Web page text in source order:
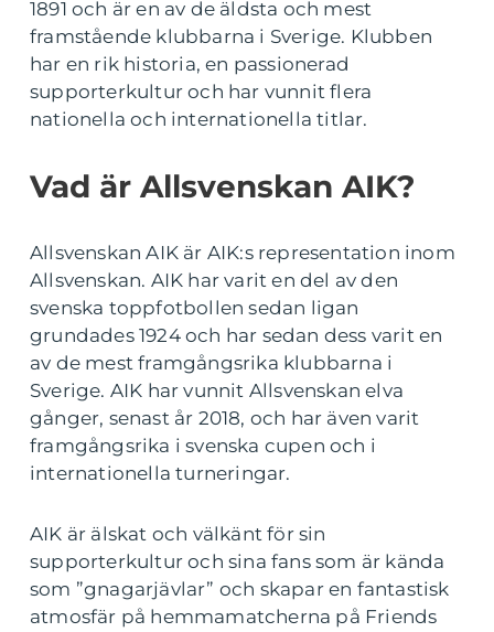
1891 och är en av de äldsta och mest
framstående klubbarna i Sverige. Klubben
har en rik historia, en passionerad
supporterkultur och har vunnit flera
nationella och internationella titlar.
Vad är Allsvenskan AIK?
Allsvenskan AIK är AIK:s representation inom
Allsvenskan. AIK har varit en del av den
svenska toppfotbollen sedan ligan
grundades 1924 och har sedan dess varit en
av de mest framgångsrika klubbarna i
Sverige. AIK har vunnit Allsvenskan elva
gånger, senast år 2018, och har även varit
framgångsrika i svenska cupen och i
internationella turneringar.
AIK är älskat och välkänt för sin
supporterkultur och sina fans som är kända
som ”gnagarjävlar” och skapar en fantastisk
atmosfär på hemmamatcherna på Friends